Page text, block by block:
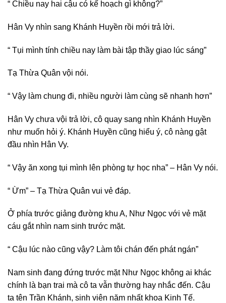
“ Chiều nay hai cậu có kế hoạch gì không?”
Hân Vy nhìn sang Khánh Huyền rồi mới trả lời.
“ Tụi mình tính chiều nay làm bài tập thầy giao lúc sáng”
Tạ Thừa Quân vội nói.
“ Vậy làm chung đi, nhiều người làm cùng sẽ nhanh hơn”
Hân Vy chưa vội trả lời, cô quay sang nhìn Khánh Huyền
như muốn hỏi ý. Khánh Huyền cũng hiểu ý, cô nàng gật
đầu nhìn Hân Vy.
“ Vậy ăn xong tụi mình lên phòng tự học nha” – Hân Vy nói.
“ Ừm” – Tạ Thừa Quân vui vẻ đáp.
Ở phía trước giảng đường khu A, Như Ngọc với vẻ mặt
cáu gắt nhìn nam sinh trước mặt.
“ Cậu lúc nào cũng vậy? Làm tôi chán đến phát ngán”
Nam sinh đang đứng trước mặt Như Ngọc không ai khác
chính là bạn trai mà cô ta vẫn thường hay nhắc đến. Cậu
ta tên Trần Khánh, sinh viên năm nhất khoa Kinh Tế.